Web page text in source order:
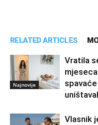
RELATED ARTICLES
Najnovije
Vratila
Vlasnik